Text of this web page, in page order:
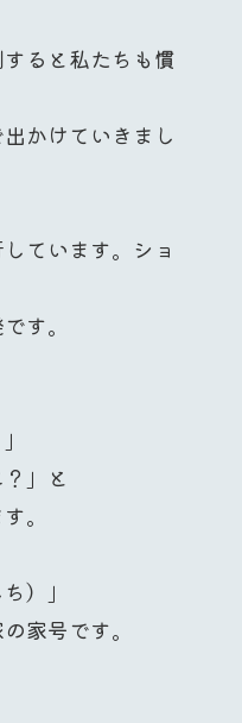
すると私たちも慣
かけていきまし
ています。ショ
す。
」と
。
）」
家号です。